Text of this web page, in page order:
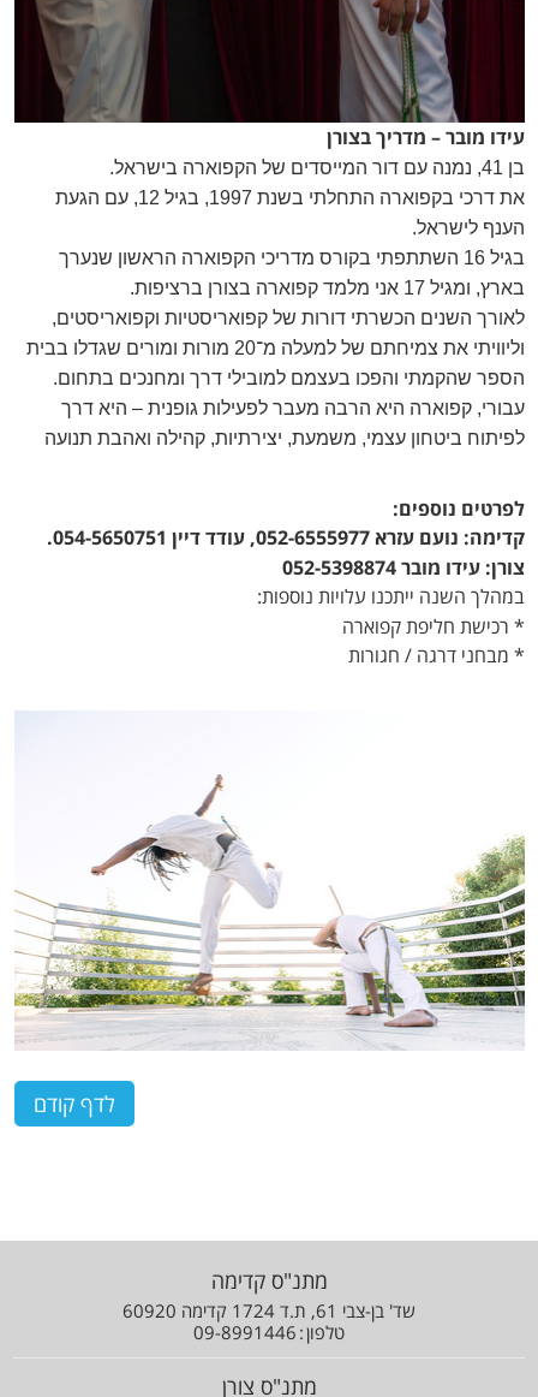
עידו מובר – מדריך בצורן
בן 41, נמנה עם דור המייסדים של הקפוארה בישראל.
את דרכי בקפוארה התחלתי בשנת 1997, בגיל 12, עם הגעת
הענף לישראל.
בגיל 16 השתתפתי בקורס מדריכי הקפוארה הראשון שנערך
בארץ, ומגיל 17 אני מלמד קפוארה בצורן ברציפות.
לאורך השנים הכשרתי דורות של קפואריסטיות וקפואריסטים,
וליוויתי את צמיחתם של למעלה מ־20 מורות ומורים שגדלו בבית
הספר שהקמתי והפכו בעצמם למובילי דרך ומחנכים בתחום.
עבורי, קפוארה היא הרבה מעבר לפעילות גופנית – היא דרך
לפיתוח ביטחון עצמי, משמעת, יצירתיות, קהילה ואהבת תנועה
לפרטים נוספים:
קדימה: נועם עזרא 052-6555977, עודד דיין 054-5650751.
צורן: עידו מובר 052-5398874
במהלך השנה ייתכנו עלויות נוספות:
* רכישת חליפת קפוארה
* מבחני דרגה / חגורות
מתנ"ס קדימה
שד' בן-צבי 61, ת.ד 1724 קדימה 60920
טלפון
09-8991446
מתנ"ס צורן